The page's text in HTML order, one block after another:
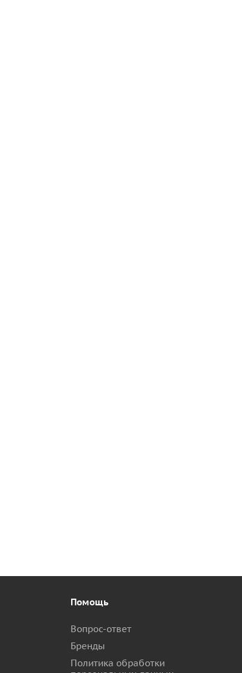
Помощь
Вопрос-ответ
Бренды
Политика обработки